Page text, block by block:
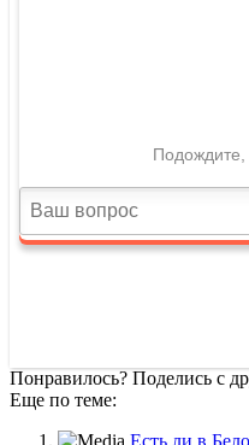
Понравилось? Поделись с
Еще по теме:
Есть ли в